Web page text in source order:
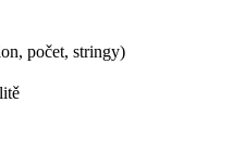
počet, stringy)